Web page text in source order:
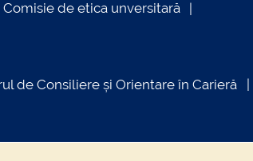
Comisie de etica unversitară
de Consiliere și Orientare în Carieră